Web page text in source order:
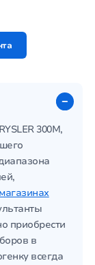
300M,
магазинах
приобрести
в
всегда